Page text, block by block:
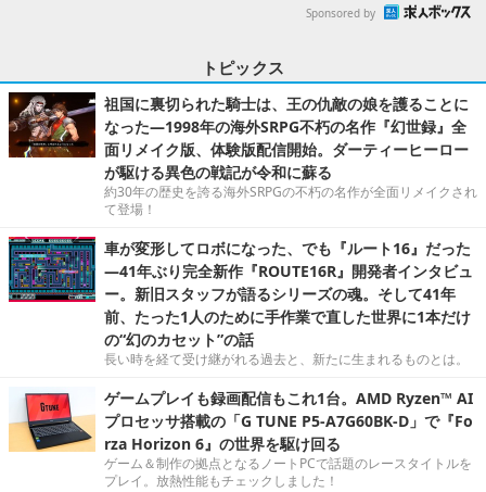
Sponsored by
トピックス
祖国に裏切られた騎士は、王の仇敵の娘を護ることに
なった―1998年の海外SRPG不朽の名作『幻世録』全
面リメイク版、体験版配信開始。ダーティーヒーロー
が駆ける異色の戦記が令和に蘇る
約30年の歴史を誇る海外SRPGの不朽の名作が全面リメイクされ
て登場！
車が変形してロボになった、でも『ルート16』だった
―41年ぶり完全新作『ROUTE16R』開発者インタビュ
ー。新旧スタッフが語るシリーズの魂。そして41年
前、たった1人のために手作業で直した世界に1本だけ
の“幻のカセット”の話
長い時を経て受け継がれる過去と、新たに生まれるものとは。
ゲームプレイも録画配信もこれ1台。AMD Ryzen™ AI
プロセッサ搭載の「G TUNE P5-A7G60BK-D」で『Fo
rza Horizon 6』の世界を駆け回る
ゲーム＆制作の拠点となるノートPCで話題のレースタイトルを
プレイ。放熱性能もチェックしました！